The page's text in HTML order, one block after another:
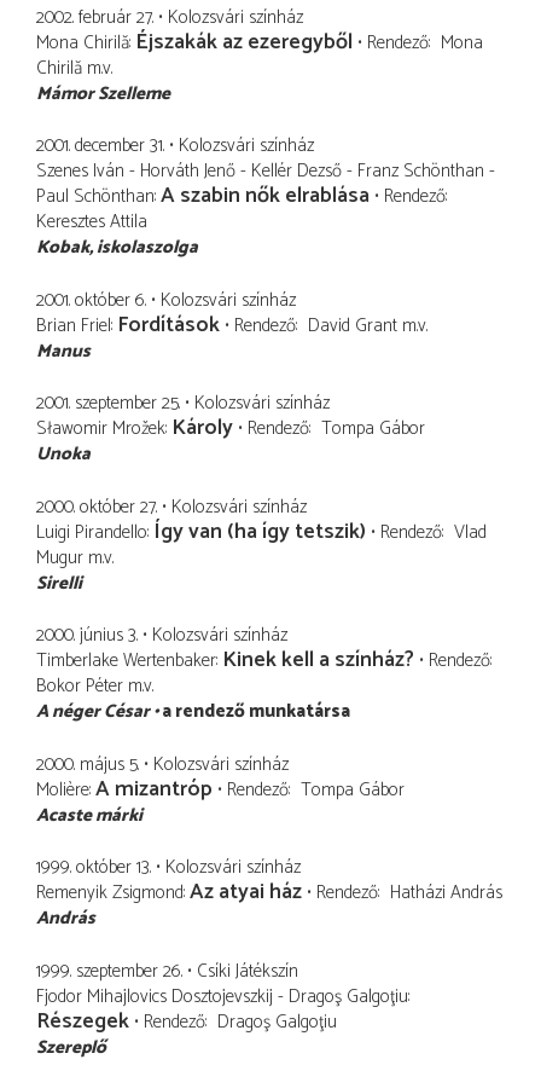
2002. február 27. Kolozsvári színház
Mona Chirilă Éjszakák az ezeregyből Rendező Mona
Chirilă m.v.
Mámor Szelleme
2001. december 31. Kolozsvári színház
Szenes Iván - Horváth Jenő - Kellér Dezső - Franz Schönthan -
Paul Schönthan A szabin nők elrablása Rendező
Keresztes Attila
Kobak iskolaszolga
2001. október 6. Kolozsvári színház
Brian Friel Fordítások Rendező David Grant m.v.
Manus
2001. szeptember 25. Kolozsvári színház
Sławomir Mrožek Károly Rendező Tompa Gábor
Unoka
2000. október 27. Kolozsvári színház
Luigi Pirandello Így van (ha így tetszik) Rendező Vlad
Mugur m.v.
Sirelli
2000. június 3. Kolozsvári színház
Timberlake Wertenbaker Kinek kell a színház? Rendező
Bokor Péter m.v.
A néger César a rendező munkatársa
2000. május 5. Kolozsvári színház
Molière A mizantróp Rendező Tompa Gábor
Acaste márki
1999. október 13. Kolozsvári színház
Remenyik Zsigmond Az atyai ház Rendező Hatházi András
András
1999. szeptember 26. Csíki Játékszín
Fjodor Mihajlovics Dosztojevszkij - Dragoş Galgoţiu
Részegek Rendező Dragoş Galgoţiu
Szereplő